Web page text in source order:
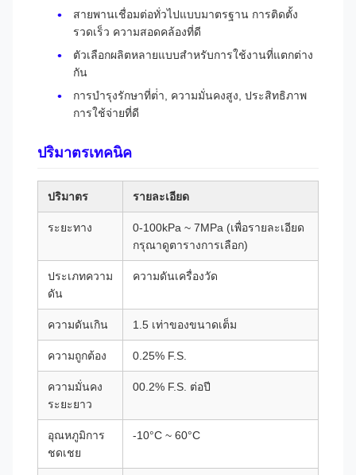
สายพานเชื่อมต่อทั่วไปแบบมาตรฐาน การติดตั้ง
รวดเร็ว ความสอดคล้องที่ดี
ตัวเลือกผลิตหลายแบบสําหรับการใช้งานที่แตกต่าง
กัน
การบํารุงรักษาที่ต่ํา, ความมั่นคงสูง, ประสิทธิภาพ
การใช้จ่ายที่ดี
ปริมาตรเทคนิค
ปริมาตร รายละเอียด
ระยะทาง
0-100kPa ~ 7MPa (เพื่อรายละเอียด
กรุณาดูตารางการเลือก)
ประเภทความ
ดัน
ความดันเครื่องวัด
ความดันเกิน 1.5 เท่าของขนาดเต็ม
ความถูกต้อง 0.25% F.S.
ความมั่นคง
ระยะยาว
00.2% F.S. ต่อปี
อุณหภูมิการ
ชดเชย
-10°C ~ 60°C